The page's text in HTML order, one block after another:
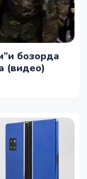
бозорда
(видео)